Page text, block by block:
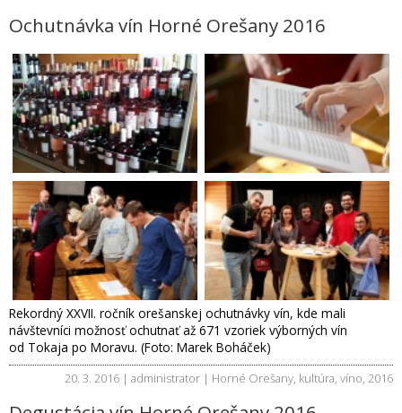
Ochutnávka vín Horné Orešany 2016
Rekordný XXVII. ročník orešanskej ochutnávky vín, kde mali
návštevníci možnosť ochutnať až 671 vzoriek výborných vín
od Tokaja po Moravu. (Foto: Marek Boháček)
20. 3. 2016 | administrator | Horné Orešany, kultúra, víno, 2016